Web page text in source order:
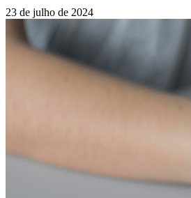
23 de julho de 2024